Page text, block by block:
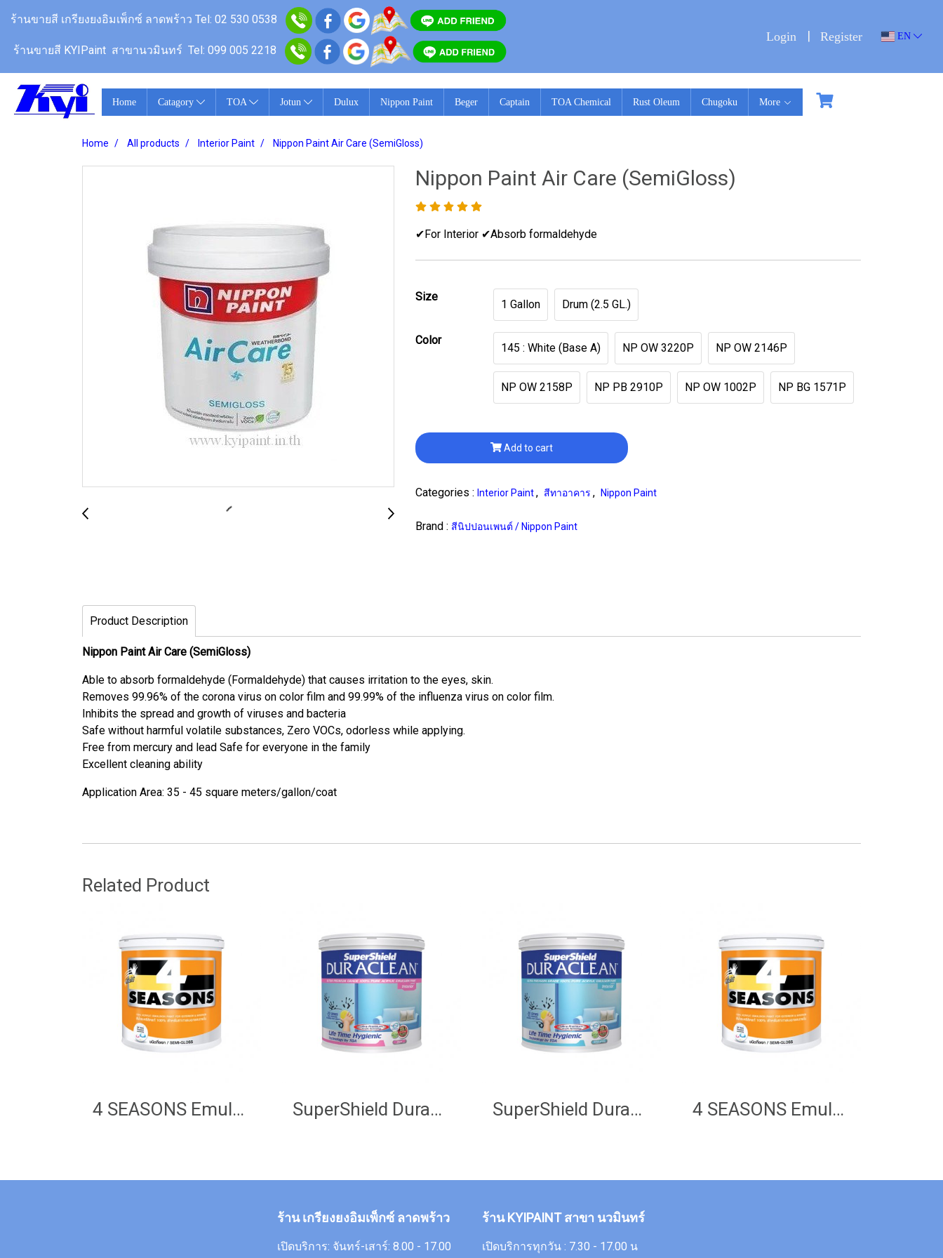
ร้านขายสี เกรียงยงอิมเพ็กซ์ ลาดพร้าว Tel: 02 530 0538
ร้านขายสี KYIPaint สาขานวมินทร์ Tel: 099 005 2218
Login Register EN
Home Catagory TOA Jotun Dulux Nippon Paint Beger Captain TOA Chemical Rust Oleum Chugoku More
Home All products Interior Paint Nippon Paint Air Care (SemiGloss)
Nippon Paint Air Care (SemiGloss)
✔For Interior ✔Absorb formaldehyde
Size
1 Gallon Drum (2.5 GL.)
Color
145 : White (Base A) NP OW 3220P NP OW 2146P
NP OW 2158P NP PB 2910P NP OW 1002P NP BG 1571P
Add to cart
Categories : Interior Paint, สีทาอาคาร , Nippon Paint
Brand : สีนิปปอนเพนต์ / Nippon Paint
Product Description
Nippon Paint Air Care (SemiGloss)
Able to absorb formaldehyde (Formaldehyde) that causes irritation to the eyes, skin.
Removes 99.96% of the corona virus on color film and 99.99% of the influenza virus on color film.
Inhibits the spread and growth of viruses and bacteria
Safe without harmful volatile substances, Zero VOCs, odorless while applying.
Free from mercury and lead Safe for everyone in the family
Excellent cleaning ability
Application Area: 35 - 45 square meters/gallon/coat
Related Product
4 SEASONS Emulsion Paint (Semi Gloss) White SuperShield Duraclean Matt SuperShield Duraclean 4 SEASONS Emulsion Paint (Semi Gloss)
ร้าน เกรียงยงอิมเพ็กซ์ ลาดพร้าว
เปิดบริการ: จันทร์-เสาร์: 8.00 - 17.00
ร้าน KYIPAINT สาขา นวมินทร์
เปิดบริการทุกวัน : 7.30 - 17.00 น